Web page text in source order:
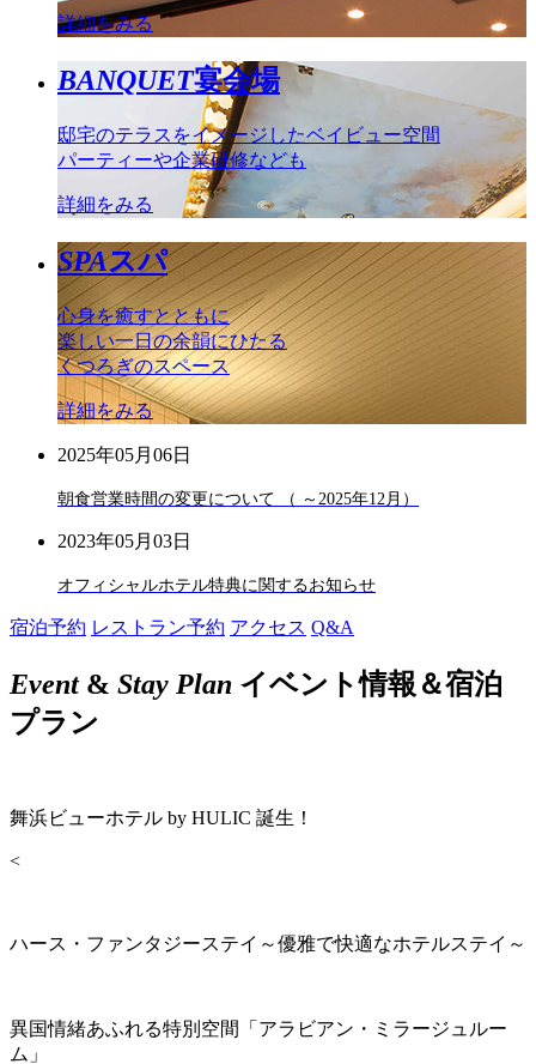
詳細をみる
BANQUET宴会場
邸宅のテラスをイメージしたベイビュー空間
パーティーや企業研修なども
詳細をみる
SPAスパ
心身を癒すとともに
楽しい一日の余韻にひたる
くつろぎのスペース
詳細をみる
2025年05月06日
朝食営業時間の変更について （ ～2025年12月）
2023年05月03日
オフィシャルホテル特典に関するお知らせ
宿泊予約 レストラン予約 アクセス Q&A
Event& Stay Plan イベント情報＆宿泊
プラン
舞浜ビューホテル by HULIC 誕生！
<
ハース・ファンタジーステイ～優雅で快適なホテルステイ～
異国情緒あふれる特別空間「アラビアン・ミラージュルー
ム」